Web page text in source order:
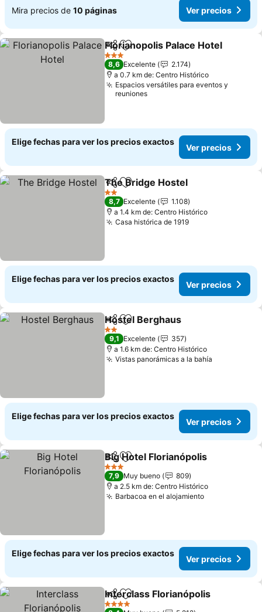
Mira precios de 10 páginas Ver precios
CompartirAgregar a favoritos
Florianopolis Palace Hotel
3 Estrellas
8,6 Excelente
2.174
a 0.7 km de: Centro Histórico
Espacios versátiles para eventos y
reuniones
Elige fechas para ver los precios exactos
Ver precios
Compartir
Agregar a favoritos
The Bridge Hostel
2 Estrellas
8,7 Excelente
1.108
a 1.4 km de: Centro Histórico
Casa histórica de 1919Ver precios
Elige fechas para ver los precios exactos
Ver precios
CompartirAgregar a favoritos
Hostel Berghaus
2 Estrellas
9,1 Excelente
357
a 1.6 km de: Centro Histórico
Vistas panorámicas a la bahía
Elige fechas para ver los precios exactos
Ver precios
CompartirAgregar a favoritos
Big Hotel Florianópolis
3 Estrellas
7,9 Muy bueno
809
a 2.5 km de: Centro Histórico
Barbacoa en el alojamientoVer precios
Elige fechas para ver los precios exactos
Ver precios
CompartirAgregar a favoritos
Interclass Florianópolis
4 Estrellas